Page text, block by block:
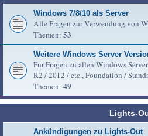
Windows 7/8/10 als Server
Alle Fragen zur Verwendung von
Themen: 53
Weitere Windows Server
Für Fragen zu allen Windows
R2 / 2012 / etc., Foundation /
Themen: 49
Lights-
Ankündigungen zu Lights-Out